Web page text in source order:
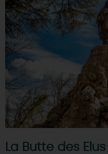
La Butte des Elus